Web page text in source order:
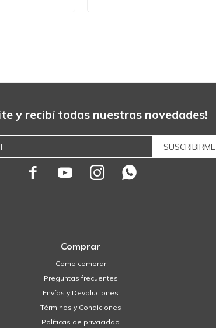
Comprar
Como comprar
Preguntas frecuentes
Envíos y Devoluciones
Términos y Condiciones
Políticas de privacidad
y recibí todas nuestras novedades!
SUSCRIBIRME
   